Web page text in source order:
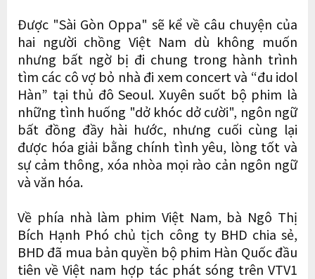
Được "Sài Gòn Oppa" sẽ kể về câu chuyện của
hai người chồng Việt Nam dù không muốn
nhưng bất ngờ bị đi chung trong hành trình
tìm các cô vợ bỏ nhà đi xem concert và “đu idol
Hàn” tại thủ đô Seoul. Xuyên suốt bộ phim là
những tình huống "dở khóc dở cười", ngôn ngữ
bất đồng đầy hài hước, nhưng cuối cùng lại
được hóa giải bằng chính tình yêu, lòng tốt và
sự cảm thông, xóa nhòa mọi rào cản ngôn ngữ
và văn hóa.
Về phía nhà làm phim Việt Nam, bà Ngô Thị
Bích Hạnh Phó chủ tịch công ty BHD chia sẻ,
BHD đã mua bản quyền bộ phim Hàn Quốc đầu
tiên về Việt nam hợp tác phát sóng trên VTV1